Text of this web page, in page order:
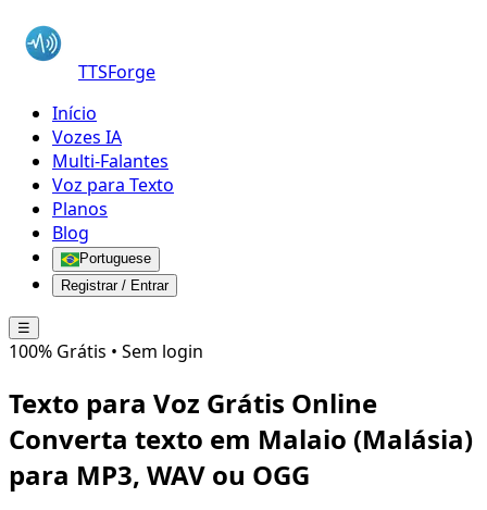
TTSForge
Início
Vozes IA
Multi-Falantes
Voz para Texto
Planos
Blog
Portuguese
Registrar / Entrar
☰
100% Grátis • Sem login
Texto para Voz Grátis Online
Converta texto em Malaio (Malásia)
para MP3, WAV ou OGG